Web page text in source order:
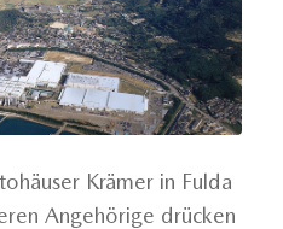
Krämer in Fulda
Angehörige drücken